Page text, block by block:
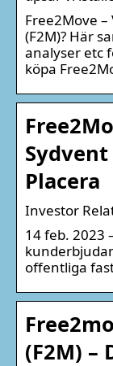
Free2Move
(F2M)? Här
analyser etc
köpa
Sydvent
Placera
Investor
14 feb. 2023
offentliga
(F2M) –